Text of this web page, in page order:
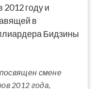
году и
в
Бидзины
смене
2012 года,